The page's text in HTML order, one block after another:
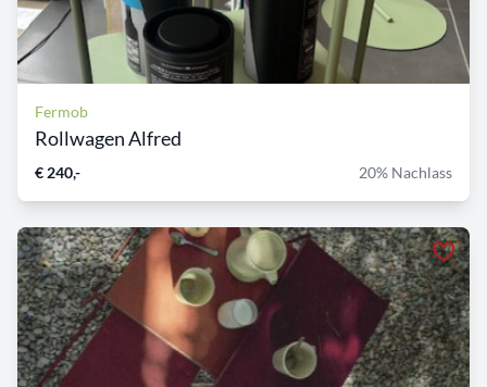
Fermob
Rollwagen Alfred
€ 240,- 20% Nachlass